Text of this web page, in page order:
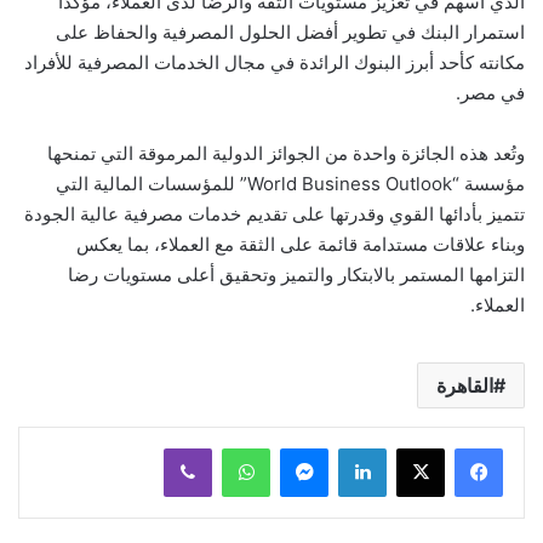
استمرار البنك في تطوير أفضل الحلول المصرفية والحفاظ على
مكانته كأحد أبرز البنوك الرائدة في مجال الخدمات المصرفية للأفراد
في مصر.
وتُعد هذه الجائزة واحدة من الجوائز الدولية المرموقة التي تمنحها
مؤسسة “World Business Outlook” للمؤسسات المالية التي
تتميز بأدائها القوي وقدرتها على تقديم خدمات مصرفية عالية الجودة
وبناء علاقات مستدامة قائمة على الثقة مع العملاء، بما يعكس
التزامها المستمر بالابتكار والتميز وتحقيق أعلى مستويات رضا
العملاء.
القاهرة
لينكدإن ماسنجر واتساب ڤايبر